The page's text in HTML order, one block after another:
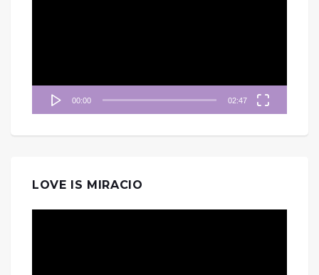
00:00 02:47
LOVE IS MIRACIO